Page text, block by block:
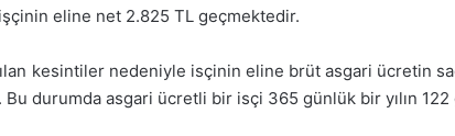
eline net 2.825 TL geçmektedir.
kesintiler nedeniyle isçinin eline brüt asgari ücretin
durumda asgari ücretli bir isçi 365 günlük bir yılın 122